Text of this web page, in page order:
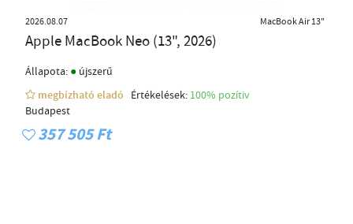
2026.08.07 MacBook Air 13"
Apple MacBook Neo (13", 2026)
Állapota: ● újszerű
megbízható eladó
Értékelések: 100% pozítiv
Budapest
357 505 Ft